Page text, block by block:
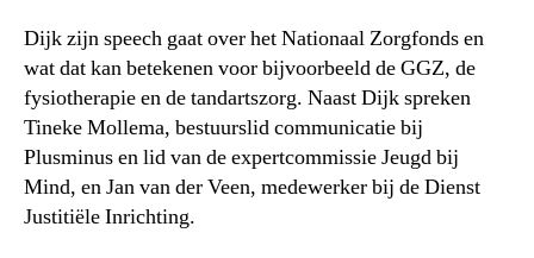
Dijk zijn speech gaat over het Nationaal Zorgfonds en
wat dat kan betekenen voor bijvoorbeeld de GGZ, de
fysiotherapie en de tandartszorg. Naast Dijk spreken
Tineke Mollema, bestuurslid communicatie bij
Plusminus en lid van de expertcommissie Jeugd bij
Mind, en Jan van der Veen, medewerker bij de Dienst
Justitiële Inrichting.